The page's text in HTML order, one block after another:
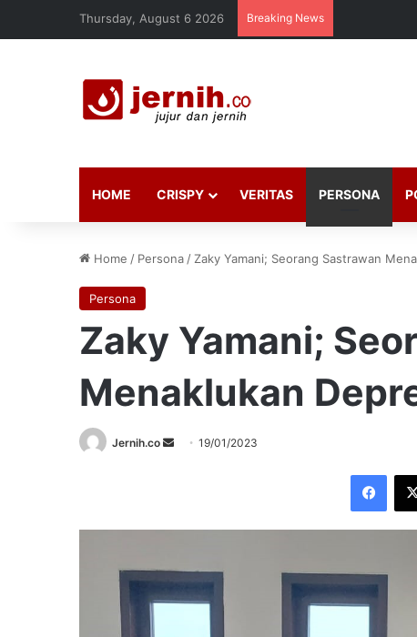
Thursday, August 6 2026 Breaking News
HOME CRISPY VERITAS PERSONA
Home / Persona / Zaky Yamani; Seorang Sastrawan
Persona
Zaky Yamani;
Menaklukan
Jernih.co
Send19/01/2023